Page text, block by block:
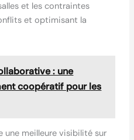
et les contraintes
et optimisant la
: une
coopératif pour les
meilleure visibilité sur